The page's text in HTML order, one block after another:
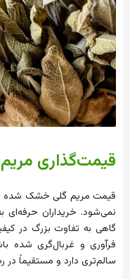
قیمت‌گذاری
قیمت مریم گلی خشک شده
نمی‌شود. خریداران حرفه‌ای
گاهی به تفاوت بزرگ در
فرآوری و غربال‌گری شده
سالم‌تری دارد و مستقیماً در